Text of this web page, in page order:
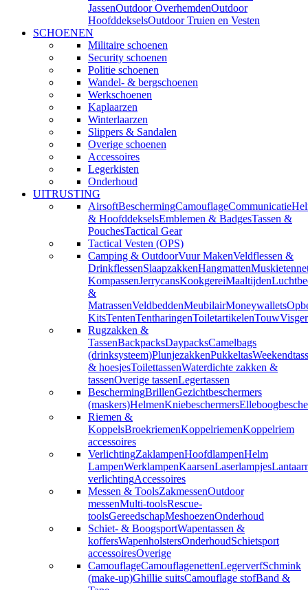
JassenOutdoor OverhemdenOutdoor
HoofddekselsOutdoor Truien en Vesten
SCHOENEN
Militaire schoenen
Security schoenen
Politie schoenen
Wandel- & bergschoenen
Werkschoenen
Kaplaarzen
Winterlaarzen
Slippers & Sandalen
Overige schoenen
Accessoires
Legerkisten
Onderhoud
UITRUSTING
AirsoftBeschermingCamouflageCommunicatie
& HoofddekselsEmblemen & BadgesTassen &
PouchesTactical Gear
Tactical Vesten (OPS)
Camping & OutdoorVuur MakenVeldflessen &
DrinkflessenSlaapzakkenHangmatten
KompassenJerrycansKookgereiMaaltijden
&
MatrassenVeldbeddenMeubilairMoneywallets
KitsTentenTentharingenToiletartikelenTouw
Rugzakken &
TassenBackpacksDaypacksCamelbags
(drinksysteem)PlunjezakkenPukkeltas
& hoesjesToilettassenWaterdichte zakken &
tassenOverige tassenLegertassen
BeschermingBrillenGezichtbeschermers
(maskers)HelmenKniebeschermers
Riemen &
KoppelsBroekriemenKoppelriemenKoppelriem
accessoires
VerlichtingZaklampenHoofdlampenHelm
LampenWerklampenKaarsenLaserlampjes
verlichtingAccessoires
Messen & ToolsZakmessenOutdoor
messenMulti-toolsRescue-
toolsGereedschapMeshoezenOnderhoud
Schiet- & BoogsportWapentassen &
koffersWapenholstersOnderhoudSchietsport
accessoiresOverige
CamouflageCamouflagenettenLegerverfSchmink
(make-up)Ghillie suitsCamouflage stofBand &